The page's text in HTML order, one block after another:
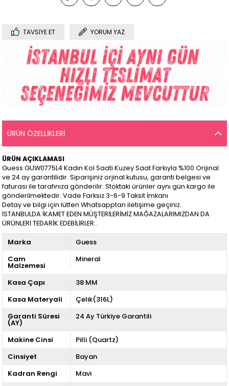
TAVSIYE ET YORUM YAZ
ÜRÜN ÖZELLIKLERI
ÜRÜN AÇIKLAMASI
Guess GUW0775L4 Kadın Kol Saati Kuzey Saat Farkıyla %100 Orijinal
ve 24 ay garantilidir. Siparişiniz orjinal kutusu, garanti belgesi ve
faturası ile tarafınıza gönderilir. Stoktaki ürünler aynı gün kargo ile
gönderilmektedir. Vade Farksız 3-6-9 Taksit İmkanı
Detay ve bilgi için lütfen Whatsapptan iletişime geçiniz..
İSTANBULDA İKAMET EDEN MÜŞTERİLERİMİZ MAĞAZALARIMIZDAN DA
ÜRÜNLERİ TEDARİK EDEBİLİRLER..
Marka
Guess
Cam
Malzemesi
Mineral
Kasa Çapı
38 MM
Kasa Materyali
Çelik(316L)
Garanti Süresi
(AY)
24 Ay Türkiye Garantili
Makine Cinsi
Pilli (Quartz)
Cinsiyet
Bayan
Kadran Rengi
Mavi